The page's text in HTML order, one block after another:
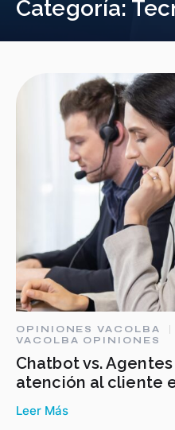
Categoría:
OPINIONES VACOLBA
VACOLBA OPINIONES
Chatbot vs.
atención al cliente
Leer Más